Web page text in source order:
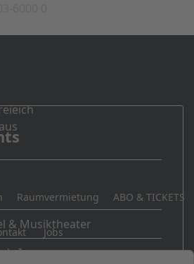
Raumvermietung ABO & TICKETS
Jobs
& Musiktheater
I